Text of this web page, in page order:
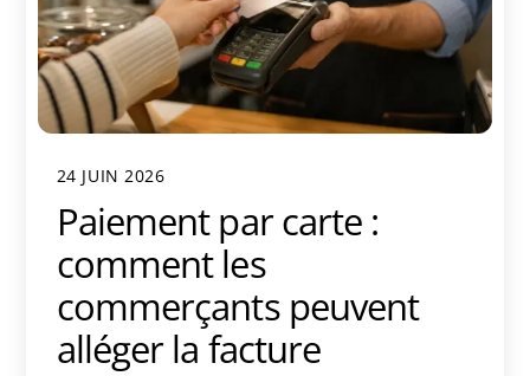
24 JUIN 2026
Paiement par carte :
comment les
commerçants peuvent
alléger la facture